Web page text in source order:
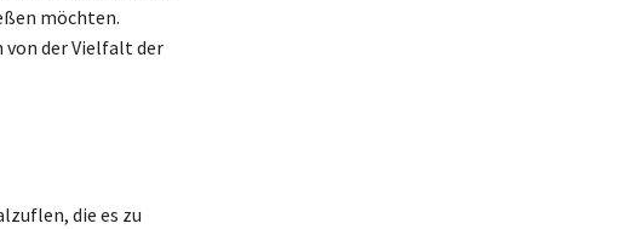
möchten.
von der Vielfalt der
die es zu